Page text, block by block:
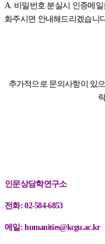
A. 비밀번호 분실시 인증메
화주시면 안내해드리겠습니
추가적으로 문의사항이 있
인문상담학연구소
전화: 02-584-6853
메일: humanities@kcgu.ac.kr